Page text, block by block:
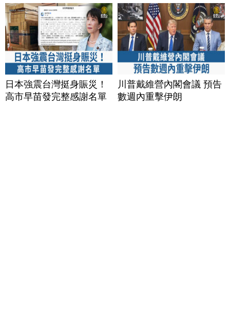
日本強震台灣挺身賑災！
高市早苗發完整感謝名單
川普戴維營內閣會議 預告
數週內重擊伊朗